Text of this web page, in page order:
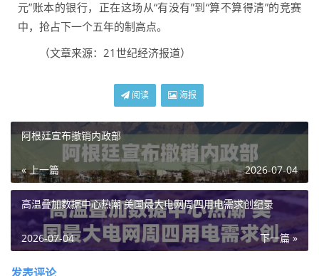
元”账本的银行，正在这场从“有没有”到“算不算得清”的竞赛
中，抢占下一个五年的制高点。
（文章来源：21世纪经济报道）
阅读 海报
阿根廷宣布撤销内政部
« 上一篇 2026-07-04
高温叠加数据中心热潮 美国最大电网周四用电需求创纪录
下一篇 »
2026-07-04